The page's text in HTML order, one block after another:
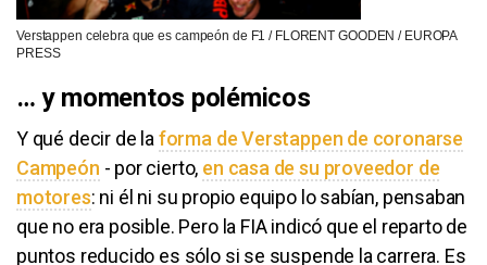
Verstappen celebra que es campeón de F1 / FLORENT GOODEN / EUROPA
PRESS
… y momentos polémicos
Y qué decir de la forma de Verstappen de coronarse
Campeón - por cierto, en casa de su proveedor de
motores: ni él ni su propio equipo lo sabían, pensaban
que no era posible. Pero la FIA indicó que el reparto de
puntos reducido es sólo si se suspende la carrera. Es